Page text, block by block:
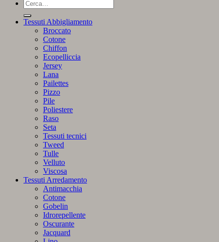
Cerca:
Tessuti Abbigliamento
Broccato
Cotone
Chiffon
Ecopelliccia
Jersey
Lana
Pailettes
Pizzo
Pile
Poliestere
Raso
Seta
Tessuti tecnici
Tweed
Tulle
Velluto
Viscosa
Tessuti Arredamento
Antimacchia
Cotone
Gobelin
Idrorepellente
Oscurante
Jacquard